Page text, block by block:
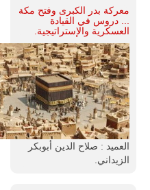
معركة بدر الكبرى وفتح مكة
... دروس في القيادة
العسكرية والإستراتيجية.
العميد : صلاح الدين أبوبكر
الزيداني.